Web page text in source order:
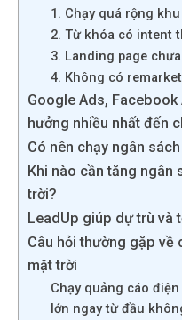
1. Chạy quá rộng
2. Từ khóa có intent
3. Landing page
4. Không có
Google Ads, Facebook
hưởng nhiều nhất đến
Có nên chạy ngân
Khi nào cần tăng ngân
trời?
LeadUp giúp dự trù và
Câu hỏi thường gặp về
mặt trời
Chạy quảng cáo
lớn ngay từ đầu